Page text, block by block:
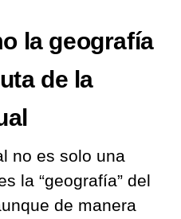
la geografía
de la
no es solo una
la “geografía” del
de manera